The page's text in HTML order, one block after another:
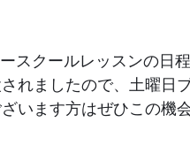
スクールレッスンの日程
れましたので、土曜日
います方はぜひこの機